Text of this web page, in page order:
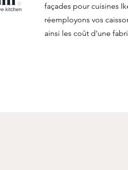
façades pour cuisines
réemployons vos
ainsi les coût d'une